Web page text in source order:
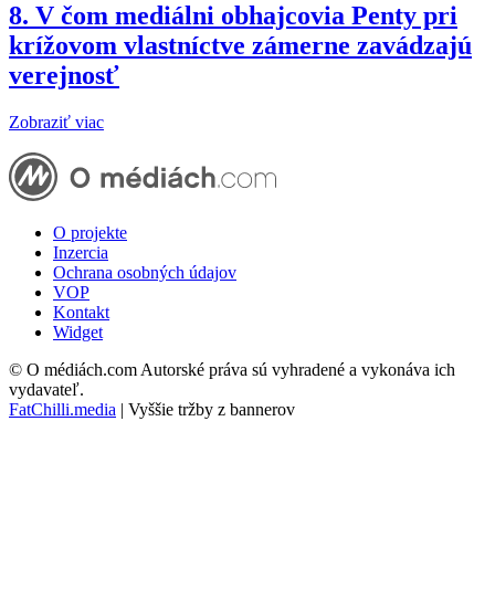
8. V čom mediálni obhajcovia Penty pri
krížovom vlastníctve zámerne zavádzajú
verejnosť
Zobraziť viac
O projekte
Inzercia
Ochrana osobných údajov
VOP
Kontakt
Widget
© O médiách.com Autorské práva sú vyhradené a vykonáva ich
vydavateľ.
FatChilli.media | Vyššie tržby z bannerov